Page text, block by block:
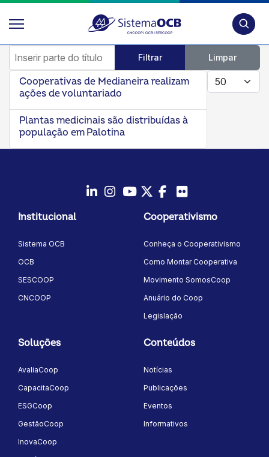
Inserir parte do título
Filtrar Limpar
Mostrar #
Cooperativas de Medianeira realizam
ações de voluntariado
Plantas medicinais são distribuídas à
população em Palotina
Instagram
YoutubeTwitter/X
Facebook
Institucional
Sistema OCB
OCB
SESCOOP
CNCOOP
Cooperativismo
Conheça o Cooperativismo
Como Montar Cooperativa
Movimento SomosCoop
Anuário do Coop
Legislação
Soluções
AvaliaCoop
CapacitaCoop
ESGCoop
GestãoCoop
InovaCoop
Conteúdos
Notícias
Publicações
Eventos
Informativos